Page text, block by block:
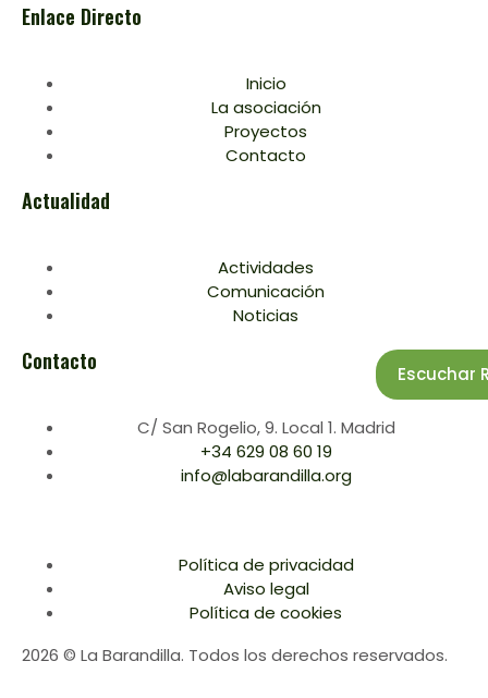
Enlace Directo
Inicio
La asociación
Proyectos
Contacto
Actualidad
Actividades
Comunicación
Noticias
Contacto
C/ San Rogelio, 9. Local 1. Madrid
+34 629 08 60 19
info@labarandilla.org
Escuchar
2026 © La Barandilla. Todos los derechos reservados.
Política de privacidad
Aviso legal
Política de cookies